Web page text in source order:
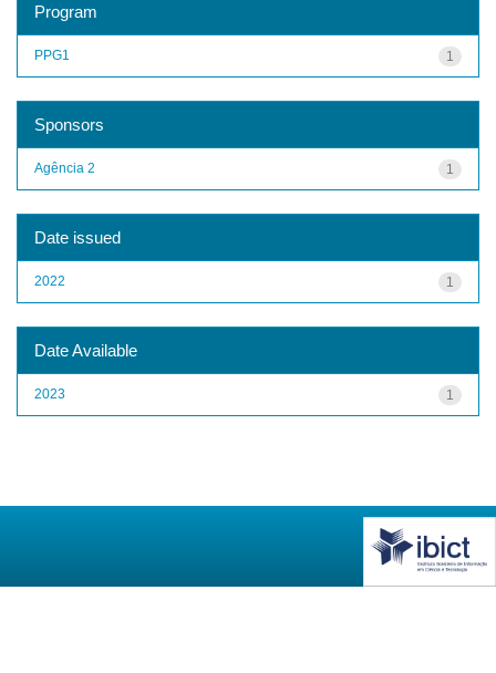
Program
1
PPG1
Sponsors
1
Agência 2
Date issued
1
2022
Date Available
1
2023